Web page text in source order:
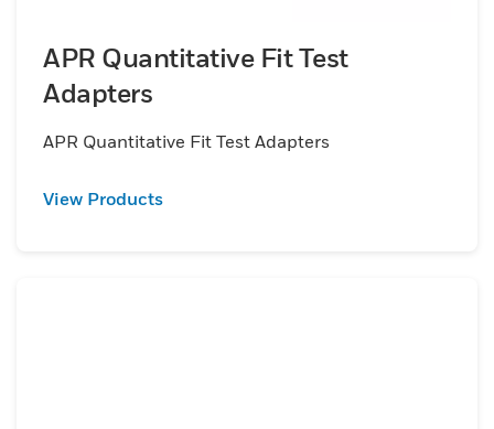
APR Quantitative Fit Test
Adapters
APR Quantitative Fit Test Adapters
View Products